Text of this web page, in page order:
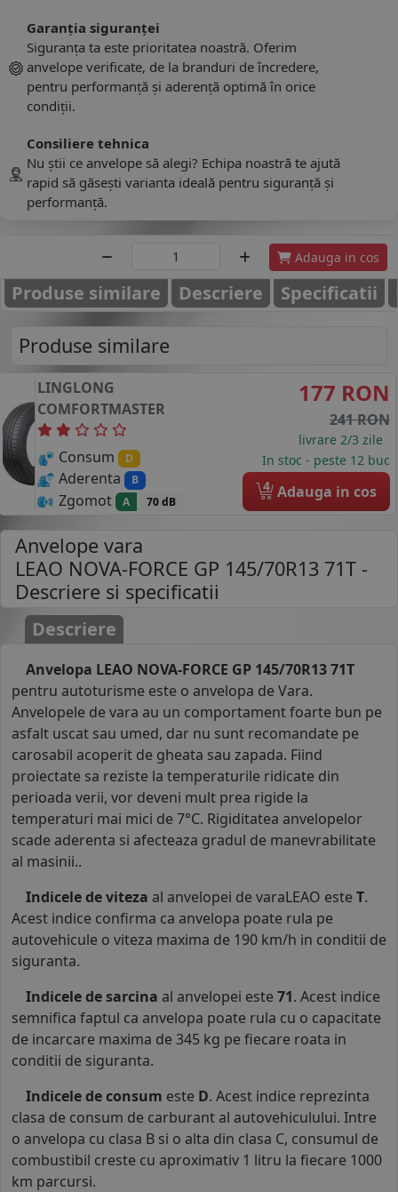
Garanția siguranței
Siguranța ta este prioritatea noastră. Oferim
anvelope verificate, de la branduri de încredere,
pentru performanță și aderență optimă în orice
condiții.
Consiliere tehnica
Nu știi ce anvelope să alegi? Echipa noastră te ajută
rapid să găsești varianta ideală pentru siguranță și
performanță.
Adauga in cos
Produse similare Descriere Specificatii
Produse similare
LINGLONG
COMFORTMASTER
Consum D
Aderenta B
Zgomot A 70 dB
177 RON
241 RON
livrare 2/3 zile
In stoc - peste 12 buc
4 Adauga in cos
Anvelope vara
LEAO NOVA-FORCE GP 145/70R13 71T -
Descriere si specificatii
Descriere
Anvelopa LEAO NOVA-FORCE GP 145/70R13 71T
pentru autoturisme este o anvelopa de Vara.
Anvelopele de vara au un comportament foarte bun pe
asfalt uscat sau umed, dar nu sunt recomandate pe
carosabil acoperit de gheata sau zapada. Fiind
proiectate sa reziste la temperaturile ridicate din
perioada verii, vor deveni mult prea rigide la
temperaturi mai mici de 7°C. Rigiditatea anvelopelor
scade aderenta si afecteaza gradul de manevrabilitate
al masinii..
Indicele de viteza al anvelopei de varaLEAO este T.
Acest indice confirma ca anvelopa poate rula pe
autovehicule o viteza maxima de 190 km/h in conditii de
siguranta.
Indicele de sarcina al anvelopei este 71. Acest indice
semnifica faptul ca anvelopa poate rula cu o capacitate
de incarcare maxima de 345 kg pe fiecare roata in
conditii de siguranta.
Indicele de consum este D. Acest indice reprezinta
clasa de consum de carburant al autovehiculului. Intre
o anvelopa cu clasa B si o alta din clasa C, consumul de
combustibil creste cu aproximativ 1 litru la fiecare 1000
km parcursi.